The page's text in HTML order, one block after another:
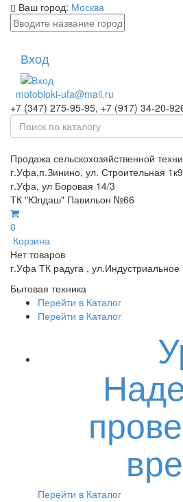
Ваш город: Москва
Вход
motobloki-ufa@mail.ru
+7 (347) 275-95-95, +7 (917) 34-20-
Продажа сельскохозяйственной
г.Уфа,п.Зинино, ул. Строительная 1к9
г.Уфа, ул Боровая 14/3
ТК "Юлдаш" Павильон №66
0
Корзина
Нет товаров
г.Уфа ТК радуга ,
Бытовая техника
Перейти в Каталог
Перейти в Каталог
Перейти в Каталог